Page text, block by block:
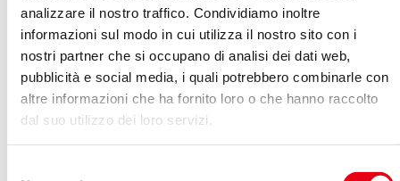
analizzare il nostro traffico. Condividiamo inoltre
informazioni sul modo in cui utilizza il nostro sito con i
nostri partner che si occupano di analisi dei dati web,
pubblicità e social media, i quali potrebbero combinarle con
altre informazioni che ha fornito loro o che hanno raccolto
dal suo utilizzo dei loro servizi.
Vedi:
Calendario Lista
LUN MAR MER GIO VEN SAB DOM
27
28 29 30 01 02
03
04
05 06 07 08 09
10
11
12 13 14 15 16